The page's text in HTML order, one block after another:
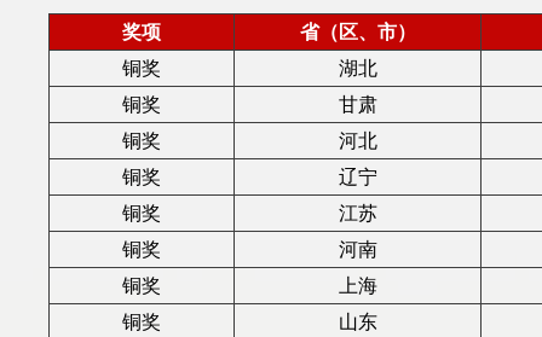
奖项
省（区、市）
铜奖
湖北
铜奖
甘肃
铜奖
河北
铜奖
辽宁
铜奖
江苏
铜奖
河南
铜奖
上海
铜奖
山东